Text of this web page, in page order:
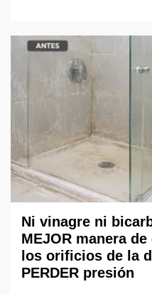
Ni vinagre ni
MEJOR manera
los orificios de la
PERDER presión